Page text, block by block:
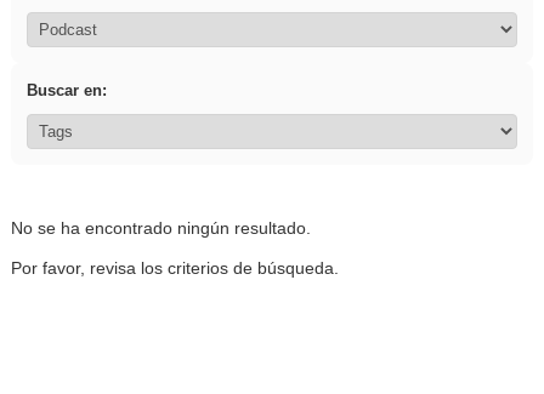
Buscar en:
No se ha encontrado ningún resultado.
Por favor, revisa los criterios de búsqueda.